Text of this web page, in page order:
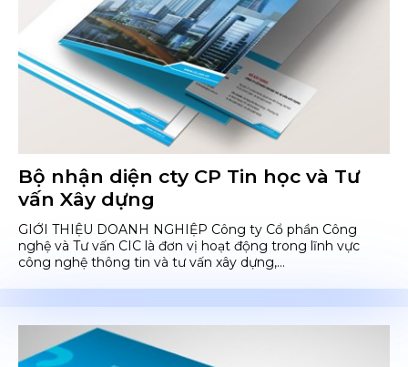
Bộ nhận diện cty CP Tin học và Tư
vấn Xây dựng
GIỚI THIỆU DOANH NGHIỆP Công ty Cổ phần Công
nghệ và Tư vấn CIC là đơn vị hoạt động trong lĩnh vực
công nghệ thông tin và tư vấn xây dựng,...